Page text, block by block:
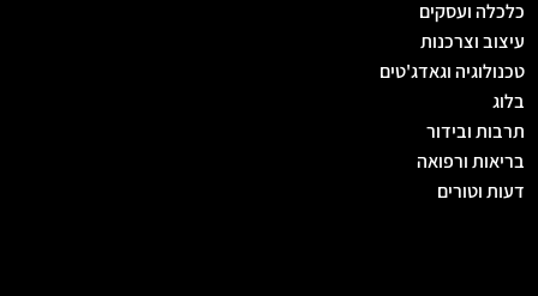
כלכלה ועסקים
עיצוב וצרכנות
טכנולוגיה וגאדג'טים
בלוג
תרבות ובידור
בריאות ורפואה
דעות וטורים